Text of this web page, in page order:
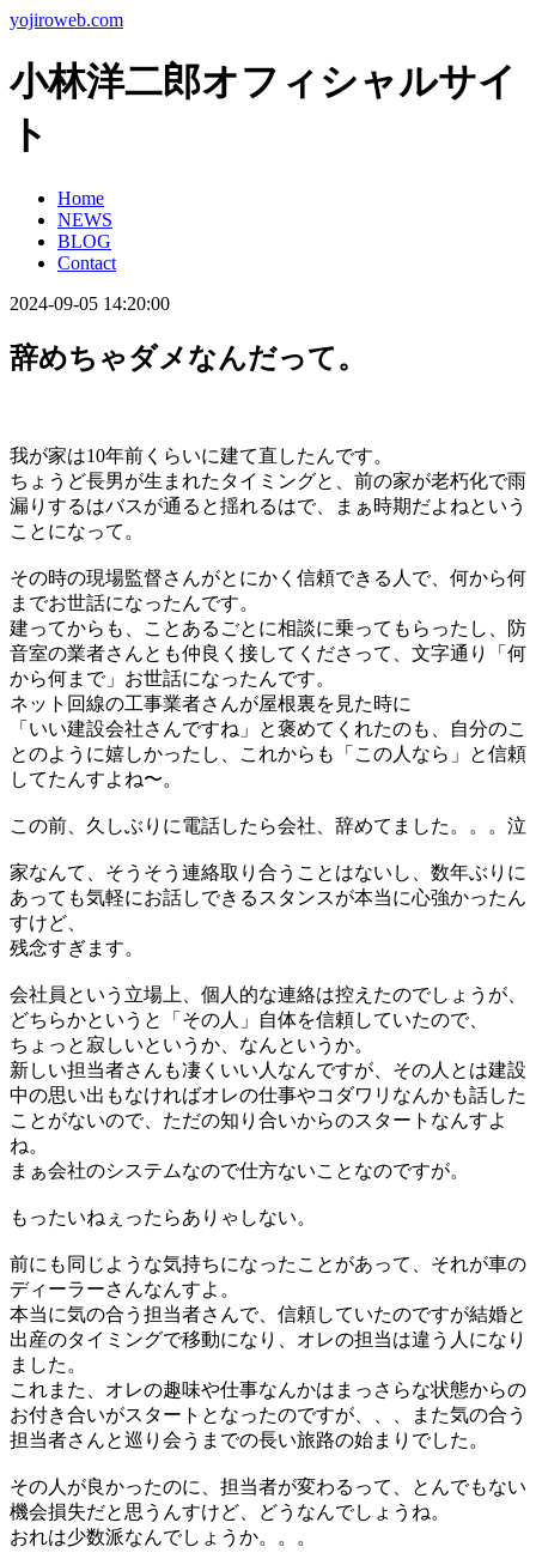
yojiroweb.com
小林洋二郎オフィシャルサイ
ト
Home
NEWS
BLOG
Contact
2024-09-05 14:20:00
辞めちゃダメなんだって。
我が家は10年前くらいに建て直したんです。
ちょうど長男が生まれたタイミングと、前の家が老朽化で雨
漏りするはバスが通ると揺れるはで、まぁ時期だよねという
ことになって。
その時の現場監督さんがとにかく信頼できる人で、何から何
までお世話になったんです。
建ってからも、ことあるごとに相談に乗ってもらったし、防
音室の業者さんとも仲良く接してくださって、文字通り「何
から何まで」お世話になったんです。
ネット回線の工事業者さんが屋根裏を見た時に
「いい建設会社さんですね」と褒めてくれたのも、自分のこ
とのように嬉しかったし、これからも「この人なら」と信頼
してたんすよね〜。
この前、久しぶりに電話したら会社、辞めてました。。。泣
家なんて、そうそう連絡取り合うことはないし、数年ぶりに
あっても気軽にお話しできるスタンスが本当に心強かったん
すけど、
残念すぎます。
会社員という立場上、個人的な連絡は控えたのでしょうが、
どちらかというと「その人」自体を信頼していたので、
ちょっと寂しいというか、なんというか。
新しい担当者さんも凄くいい人なんですが、その人とは建設
中の思い出もなければオレの仕事やコダワリなんかも話した
ことがないので、ただの知り合いからのスタートなんすよ
ね。
まぁ会社のシステムなので仕方ないことなのですが。
もったいねぇったらありゃしない。
前にも同じような気持ちになったことがあって、それが車の
ディーラーさんなんすよ。
本当に気の合う担当者さんで、信頼していたのですが結婚と
出産のタイミングで移動になり、オレの担当は違う人になり
ました。
これまた、オレの趣味や仕事なんかはまっさらな状態からの
お付き合いがスタートとなったのですが、、、また気の合う
担当者さんと巡り会うまでの長い旅路の始まりでした。
その人が良かったのに、担当者が変わるって、とんでもない
機会損失だと思うんすけど、どうなんでしょうね。
おれは少数派なんでしょうか。。。